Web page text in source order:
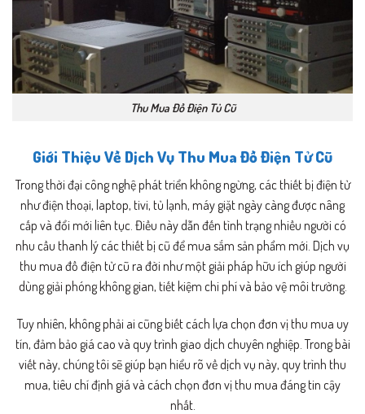
Thu Mua Đồ Điện Tủ Cũ
Giới Thiệu Về Dịch Vụ Thu Mua Đồ Điện Tử Cũ
Trong thời đại công nghệ phát triển không ngừng, các thiết bị điện tử
như điện thoại, laptop, tivi, tủ lạnh, máy giặt ngày càng được nâng
cấp và đổi mới liên tục. Điều này dẫn đến tình trạng nhiều người có
nhu cầu thanh lý các thiết bị cũ để mua sắm sản phẩm mới. Dịch vụ
thu mua đồ điện tử cũ ra đời như một giải pháp hữu ích giúp người
dùng giải phóng không gian, tiết kiệm chi phí và bảo vệ môi trường.
Tuy nhiên, không phải ai cũng biết cách lựa chọn đơn vị thu mua uy
tín, đảm bảo giá cao và quy trình giao dịch chuyên nghiệp. Trong bài
viết này, chúng tôi sẽ giúp bạn hiểu rõ về dịch vụ này, quy trình thu
mua, tiêu chí định giá và cách chọn đơn vị thu mua đáng tin cậy
nhất.